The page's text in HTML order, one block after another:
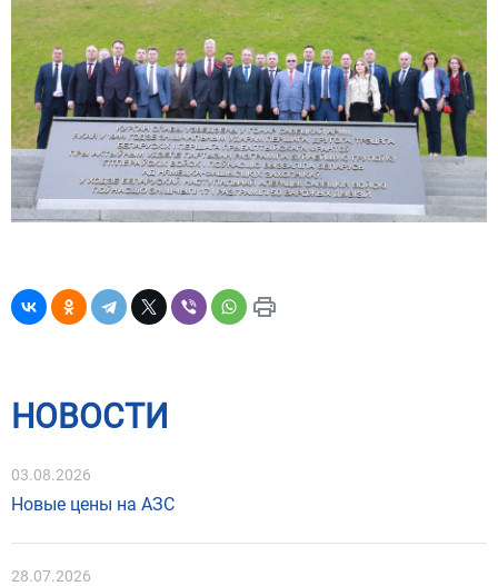
НОВОСТИ
03.08.2026
Новые цены на АЗС
28.07.2026